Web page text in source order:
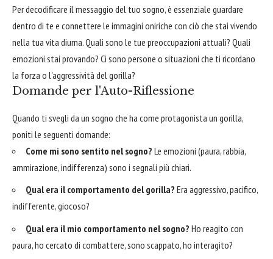
Per decodificare il messaggio del tuo sogno, è essenziale guardare
dentro di te e connettere le immagini oniriche con ciò che stai vivendo
nella tua vita diurna. Quali sono le tue preoccupazioni attuali? Quali
emozioni stai provando? Ci sono persone o situazioni che ti ricordano
la forza o l'aggressività del gorilla?
Domande per l'Auto-Riflessione
Quando ti svegli da un sogno che ha come protagonista un gorilla,
poniti le seguenti domande:
Come mi sono sentito nel sogno? Le emozioni (paura, rabbia,
ammirazione, indifferenza) sono i segnali più chiari.
Qual era il comportamento del gorilla? Era aggressivo, pacifico,
indifferente, giocoso?
Qual era il mio comportamento nel sogno? Ho reagito con
paura, ho cercato di combattere, sono scappato, ho interagito?